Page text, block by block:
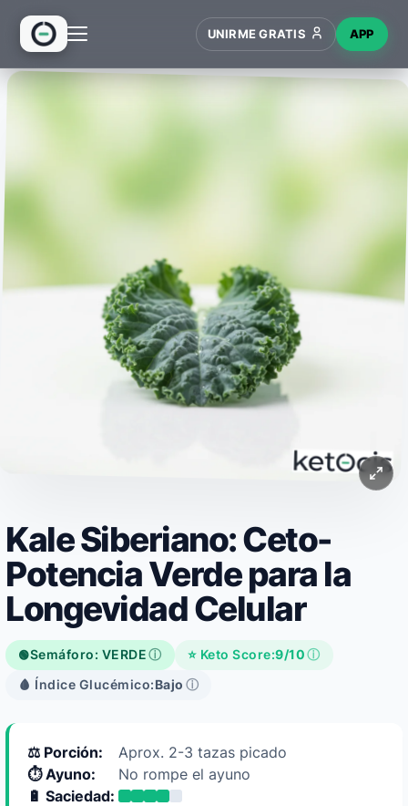
UNIRME GRATIS APP
Kale Siberiano: Ceto-
Potencia Verde para la
Longevidad Celular
🟢Semáforo: VERDEⓘ ⭐ Keto Score:9/10ⓘ
🩸 Índice Glucémico:Bajo ⓘ
⚖️ Porción:
Aprox. 2-3 tazas picado
⏱️ Ayuno:
No rompe el ayuno
🔋 Saciedad: